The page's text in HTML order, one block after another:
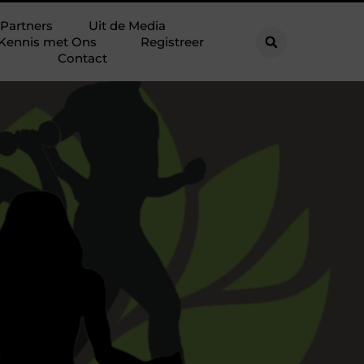
Partners
Uit de Media
met Ons
Registreer
Contact